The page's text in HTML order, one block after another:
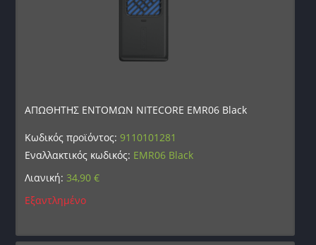
ΑΠΩΘΗΤΗΣ ΕΝΤΟΜΩΝ NITECORE EMR06 Black
Κωδικός προϊόντος:9110101281
Εναλλακτικός κωδικός: EMR06 Black
Λιανική: 34,90€
Εξαντλημένο